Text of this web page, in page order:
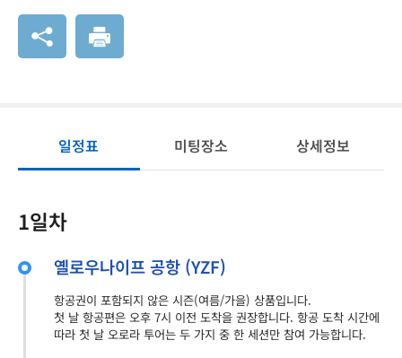
일정표 미팅장소 상세정보
1일차
옐로우나이프 공항 (YZF)
항공권이 포함되지 않은 시즌(여름/가을) 상품입니다.
첫 날 항공편은 오후 7시 이전 도착을 권장합니다. 항공 도착 시간에
따라 첫 날 오로라 투어는 두 가지 중 한 세션만 참여 가능합니다.